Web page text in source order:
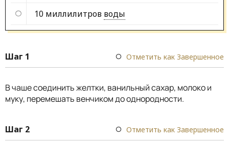
10 миллилитров воды
Шаг 1 Отметить как Завершенное
В чаше соединить желтки, ванильный сахар, молоко и
муку, перемешать венчиком до однородности.
Шаг 2 Отметить как Завершенное